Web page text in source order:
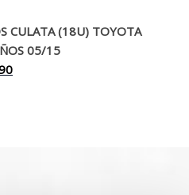
actual
es:
$17.990.
CULATA (18U) TOYOTA
05/15
El